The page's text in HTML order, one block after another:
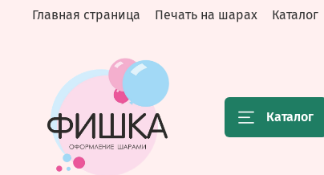
Главная страница Печать на шарах Каталог
Каталог